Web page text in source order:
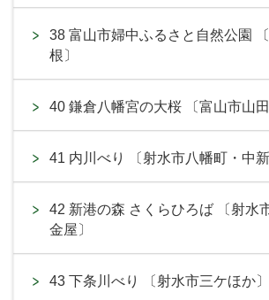
38 富山市婦中ふるさと自然公園
根〕
40 鎌倉八幡宮の大桜 〔富山市山田
41 内川べり 〔射水市八幡町・中
42 新港の森 さくらひろば 〔射水
金屋〕
43 下条川べり 〔射水市三ケほか〕